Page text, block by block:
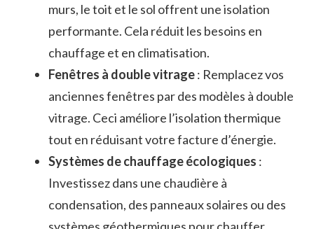
murs, le toit et le sol offrent une isolation
performante. Cela réduit les besoins en
chauffage et en climatisation.
Fenêtres à double vitrage: Remplacez vos
anciennes fenêtres par des modèles à double
vitrage. Ceci améliore l’isolation thermique
tout en réduisant votre facture d’énergie.
Systèmes de chauffage écologiques :
Investissez dans une chaudière à
condensation, des panneaux solaires ou des